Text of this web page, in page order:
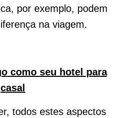
por exemplo, podem
na viagem.
como seu hotel para
casal
todos estes aspectos